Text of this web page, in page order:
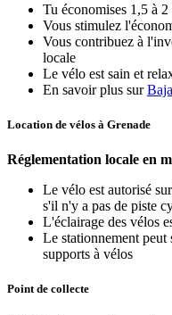
Tu économises 1,5 à
Vous stimulez
Vous contribuez à
locale
Le vélo est sain et
En savoir plus sur
Location de vélos à Grenade
Réglementation locale en
Le vélo est autorisé
s'il n'y a pas de piste
L'éclairage des vélos
Le stationnement peut
supports à vélos
Point de collecte